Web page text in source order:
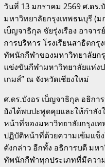
วันที่ 13 มกราคม 2569 ศ.ดร.
มหาวิทยาลัยกรุงเทพธนบุรี (
เบ็ญจาธิกุล ชัยรุ่งเรือง อาจา
การบริหาร โรงเรียนสาธิตกรุ
ทัพนักกีฬาของมหาวิทยาลัยก
แข่งขันกีฬามหาวิทยาลัยแห่ง
เกมส์” ณ จังหวัดเชียงใหม่
ศ.ดร.บังอร เบ็ญจาธิกุล อธิกา
ยังได้พบปะพูดคุยและให้กำลั
หน้าที่ของมหาวิทยาลัยกรุงเ
ปฏิบัติหน้าที่ด้วยความเข้มแข็
ดังกล่าว อีกทั้ง อธิการบดี มห
ทัพนักกีฬาทุกประเภทที่มีควา